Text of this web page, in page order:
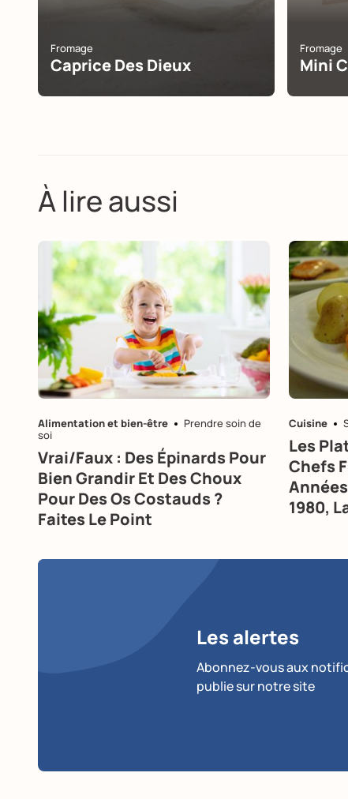
Fromage
Caprice Des Dieux
Fromage
Mini
À lire aussi
Alimentation et bien-être
Prendre soin de
soi
Vrai/Faux : Des Épinards Pour
Bien Grandir Et Des Choux
Pour Des Os Costauds ?
Faites Le Point
Cuisine
Les
Chefs
1980,
Les alertes
Abonnez-vous aux
publie sur notre site